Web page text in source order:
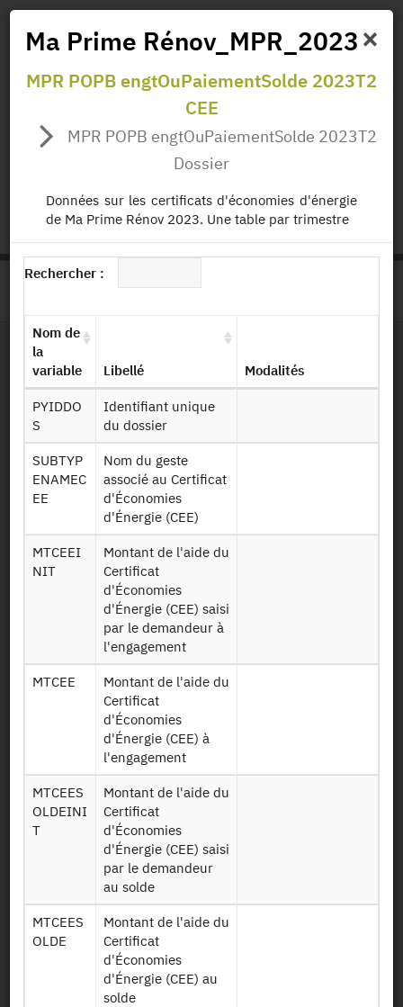
Données
Missions
Dessin de fichier
Identifiant persistant (DOI)
Retour à la source
MaPrimeRénov' (MPR)
Instruction Nationale :
MaPrimeRénov' (MPR)
Instruction Nationale : Données
d'aides à la rénovation
énergétique - 2023
Autres produits :2026, 2025, 2024,
2020-2025, 2020
Mise à disposition :
Dessin de fichier
×
Ma Prime Rénov_MPR_2023
MPR POPB engtOuPaiementSolde 2023T2
CEE
MPR POPB engtOuPaiementSolde 2023T2
Dossier
Données sur les certificats d'économies d'énergie
de Ma Prime Rénov 2023. Une table par trimestre
Rechercher :
Nom de
la
variable
Libellé Modalités
PYIDDO
S
Identifiant unique
du dossier
SUBTYP
ENAMEC
EE
Nom du geste
associé au Certificat
d'Économies
d'Énergie (CEE)
MTCEEI
NIT
Montant de l'aide du
Certificat
d'Économies
d'Énergie (CEE) saisi
par le demandeur à
l'engagement
MTCEE
Montant de l'aide du
Certificat
d'Économies
d'Énergie (CEE) à
l'engagement
MTCEES
OLDEINI
T
Montant de l'aide du
Certificat
d'Économies
d'Énergie (CEE) saisi
par le demandeur
au solde
MTCEES
OLDE
Montant de l'aide du
Certificat
d'Économies
d'Énergie (CEE) au
solde